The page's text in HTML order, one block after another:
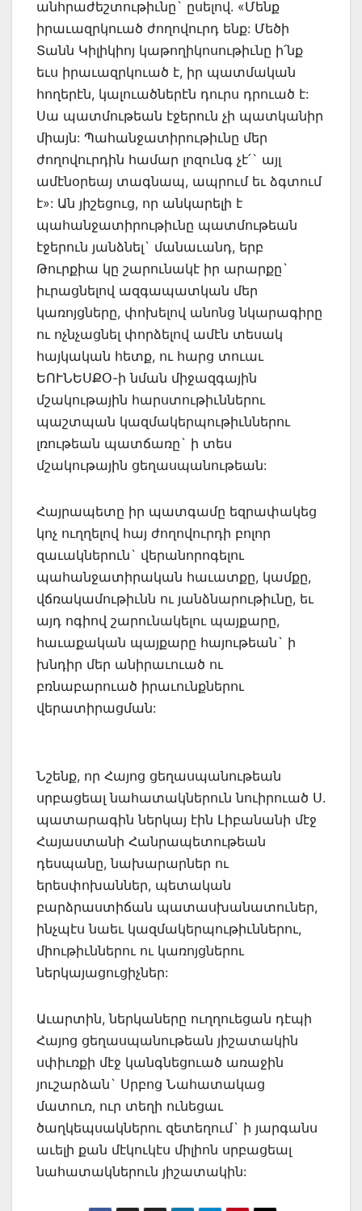
անհրաժեշտութիւնը` ըսելով. «Մենք
իրաւազրկուած ժողովուրդ ենք: Մեծի
Տանն Կիլիկիոյ կաթողիկոսութիւնը ի՛նք
եւս իրաւազրկուած է, իր պատմական
հողերէն, կալուածներէն դուրս դրուած է:
Սա պատմութեան էջերուն չի պատկանիր
միայն: Պահանջատիրութիւնը մեր
ժողովուրդին համար լոզունգ չէ՛` այլ
ամէնօրեայ տագնապ, ապրում եւ ձգտում
է»: Ան յիշեցուց, որ անկարելի է
պահանջատիրութիւնը պատմութեան
էջերուն յանձնել` մանաւանդ, երբ
Թուրքիա կը շարունակէ իր արարքը`
իւրացնելով ազգապատկան մեր
կառոյցները, փոխելով անոնց նկարագիրը
ու ոչնչացնել փորձելով ամէն տեսակ
հայկական հետք, ու հարց տուաւ
ԵՈՒՆԵՍՔՕ-ի նման միջազգային
մշակութային հարստութիւններու
պաշտպան կազմակերպութիւններու
լռութեան պատճառը` ի տես
մշակութային ցեղասպանութեան:
Հայրապետը իր պատգամը եզրափակեց
կոչ ուղղելով հայ ժողովուրդի բոլոր
զաւակներուն` վերանորոգելու
պահանջատիրական հաւատքը, կամքը,
վճռակամութիւնն ու յանձնարութիւնը, եւ
այդ ոգիով շարունակելու պայքարը,
հաւաքական պայքարը հայութեան` ի
խնդիր մեր անիրաւուած ու
բռնաբարուած իրաւունքներու
վերատիրացման:
Նշենք, որ Հայոց ցեղասպանութեան
սրբացեալ նահատակներուն նուիրուած Ս.
պատարագին ներկայ էին Լիբանանի մէջ
Հայաստանի Հանրապետութեան
դեսպանը, նախարարներ ու
երեսփոխաններ, պետական
բարձրաստիճան պատասխանատուներ,
ինչպէս նաեւ կազմակերպութիւններու,
միութիւններու ու կառոյցներու
ներկայացուցիչներ:
Աւարտին, ներկաները ուղղուեցան դէպի
Հայոց ցեղասպանութեան յիշատակին
սփիւռքի մէջ կանգնեցուած առաջին
յուշարձան` Սրբոց Նահատակաց
մատուռ, ուր տեղի ունեցաւ
ծաղկեպսակներու զետեղում` ի յարգանս
աւելի քան մէկուկէս միլիոն սրբացեալ
նահատակներուն յիշատակին: